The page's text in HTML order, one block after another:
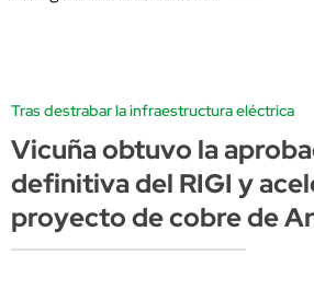
Tras destrabar la infraestructura eléctrica
Vicuña obtuvo la
definitiva del RIGI y
proyecto de cobre de